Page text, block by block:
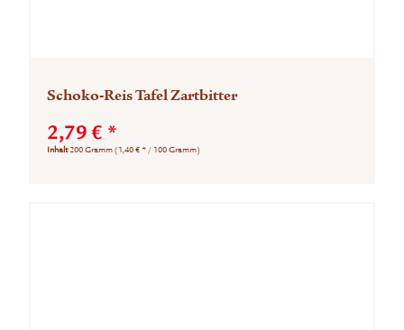
Schoko-Reis Tafel Zartbitter
2,79 € *
Inhalt200 Gramm(1,40 € * / 100 Gramm)